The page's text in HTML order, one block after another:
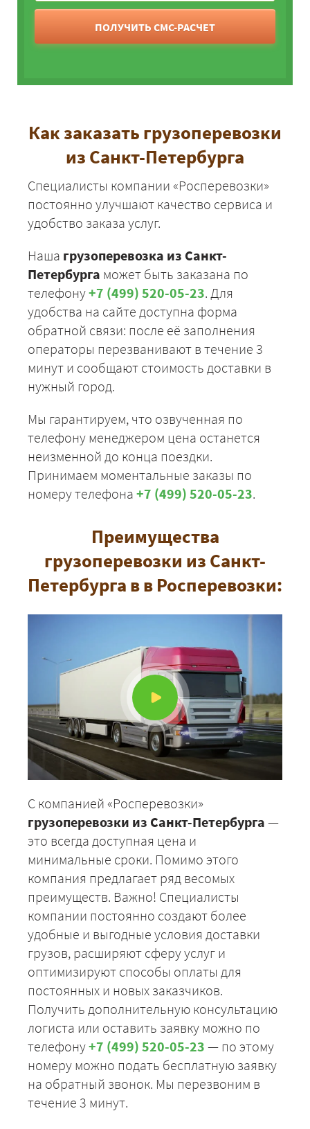
21975
ПОЛУЧИТЬ СМС-РАСЧЕТ
Как заказать грузоперевозки
из Санкт-Петербурга
Специалисты компании «Росперевозки»
постоянно улучшают качество сервиса и
удобство заказа услуг.
Наша грузоперевозка из Санкт-
Петербурга может быть заказана по
телефону+7 (499) 520-05-23. Для
удобства на сайте доступна форма
обратной связи: после её заполнения
операторы перезванивают в течение 3
минут и сообщают стоимость доставки в
нужный город.
Мы гарантируем, что озвученная по
телефону менеджером цена останется
неизменной до конца поездки.
Принимаем моментальные заказы по
номеру телефона +7 (499) 520-05-23.
Преимущества
грузоперевозки из Санкт-
Петербурга в в Росперевозки:
С компанией «Росперевозки»
грузоперевозки из Санкт-Петербурга —
это всегда доступная цена и
минимальные сроки. Помимо этого
компания предлагает ряд весомых
преимуществ. Важно! Специалисты
компании постоянно создают более
удобные и выгодные условия доставки
грузов, расширяют сферу услуг и
оптимизируют способы оплаты для
постоянных и новых заказчиков.
Получить дополнительную консультацию
логиста или оставить заявку можно по
телефону+7 (499) 520-05-23 — по этому
номеру можно подать бесплатную заявку
на обратный звонок. Мы перезвоним в
течение 3 минут.
+7 (499) 520-05-23
ЗАКАЗАТЬ